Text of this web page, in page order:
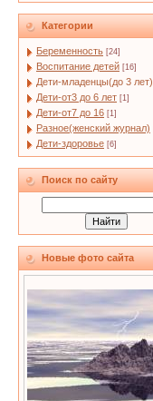
Категории
Беременность [24]
Воспитание детей [16]
Дети-младенцы(до 3 лет)
Дети-от3 до 6 лет [1]
Дети-от7 до 16 [1]
Разное(женский журнал)
Дети-здоровье [6]
Поиск по сайту
Новые фото сайта